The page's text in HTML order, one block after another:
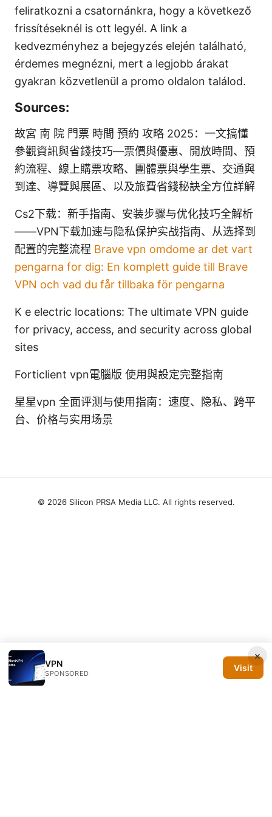
feliratkozni a csatornánkra, hogy a következő
frissítéseknél is ott legyél. A link a
kedvezményhez a bejegyzés elején található,
érdemes megnézni, mert a legjobb árakat
gyakran közvetlenül a promo oldalon találod.
Sources:
故宮 南 院 門票 時間 預約 攻略 2025：一文搞懂
參觀資訊與省錢技巧—票價與優惠、開放時間、預
約流程、線上購票攻略、團體票與學生票、交通與
到達、導覽與展區、以及旅費省錢秘訣全方位詳解
Cs2下载：新手指南、安装步骤与优化技巧全解析
——VPN下载加速与隐私保护实战指南、从选择到
配置的完整流程 Brave vpn omdome ar det vart
pengarna for dig: En komplett guide till Brave
VPN och vad du får tillbaka för pengarna
K e electric locations: The ultimate VPN guide
for privacy, access, and security across global
sites
Forticlient vpn電腦版 使用與設定完整指南
星星vpn 全面评测与使用指南：速度、隐私、跨平
台、价格与实用场景
×
VPN
SPONSORED
Visit
© 2026 Silicon PRSA Media LLC. All rights reserved.